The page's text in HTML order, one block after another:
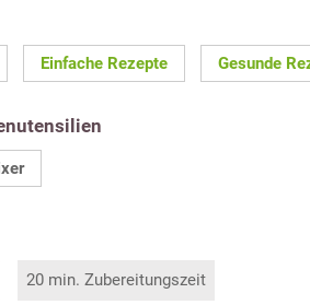
Einfache Rezepte Gesunde
20 min. Zubereitungszeit